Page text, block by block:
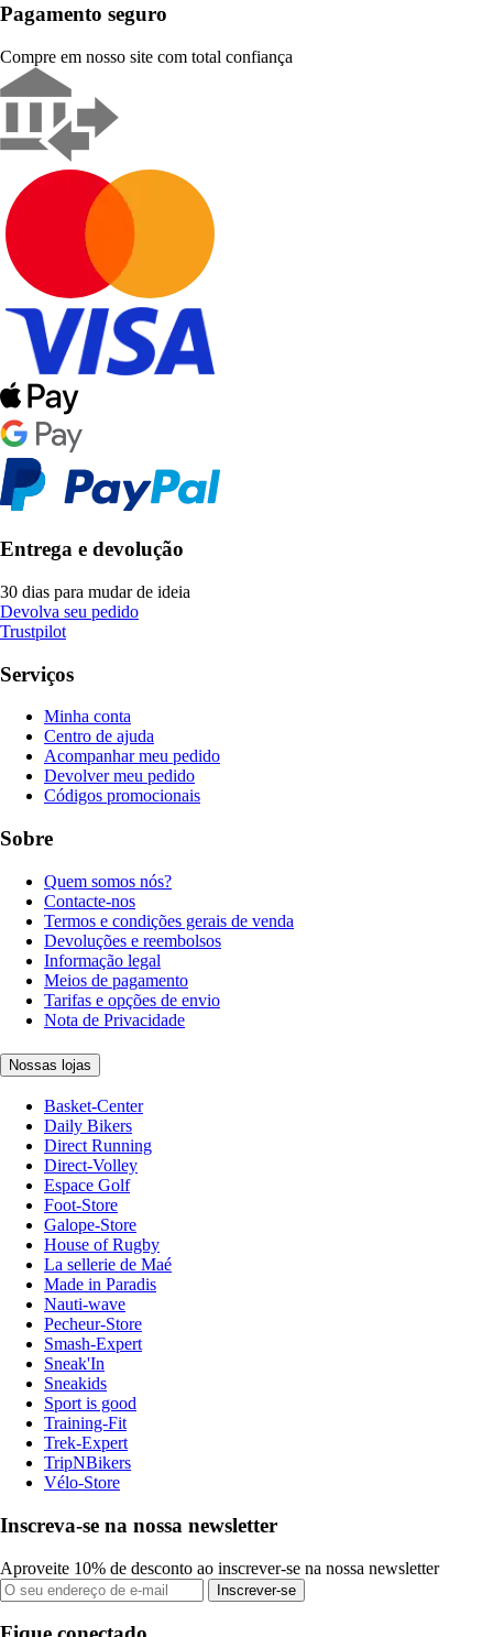
Pagamento seguro
Compre em nosso site com total confiança
Entrega e devolução
30 dias para mudar de ideia
Devolva seu pedido
Trustpilot
Serviços
Minha conta
Centro de ajuda
Acompanhar meu pedido
Devolver meu pedido
Códigos promocionais
Sobre
Quem somos nós?
Contacte-nos
Termos e condições gerais de venda
Devoluções e reembolsos
Informação legal
Meios de pagamento
Tarifas e opções de envio
Nota de Privacidade
Nossas lojas
Basket-Center
Daily Bikers
Direct Running
Direct-Volley
Espace Golf
Foot-Store
Galope-Store
House of Rugby
La sellerie de Maé
Made in Paradis
Nauti-wave
Pecheur-Store
Smash-Expert
Sneak'In
Sneakids
Sport is good
Training-Fit
Trek-Expert
TripNBikers
Vélo-Store
Inscreva-se na nossa newsletter
Aproveite 10% de desconto ao inscrever-se na nossa newsletter
Inscrever-se